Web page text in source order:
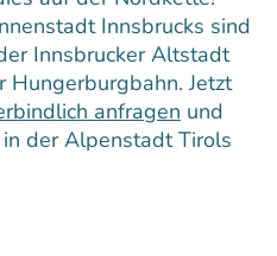
Innsbrucks sind
Innsbrucker Altstadt
Hungerburgbahn. Jetzt
anfragen und
der Alpenstadt Tirols